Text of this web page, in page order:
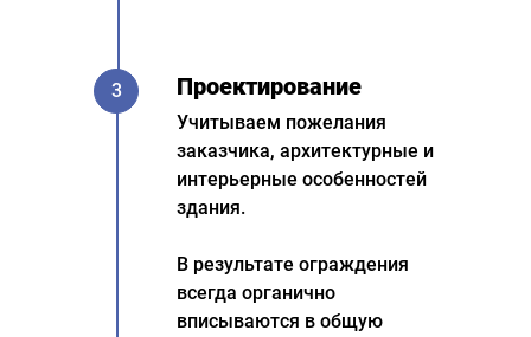
3 Проектирование
Учитываем пожелания
заказчика, архитектурные и
интерьерные особенностей
здания.
В результате ограждения
всегда органично
вписываются в общую